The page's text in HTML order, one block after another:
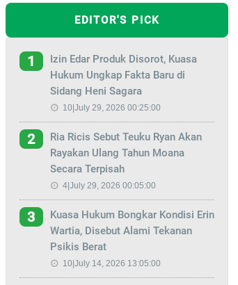
EDITOR'S PICK
1
Izin Edar Produk Disorot, Kuasa
Hukum Ungkap Fakta Baru di
Sidang Heni Sagara
10|July 29, 2026 00:25:00
2
Ria Ricis Sebut Teuku Ryan Akan
Rayakan Ulang Tahun Moana
Secara Terpisah
4|July 29, 2026 00:05:00
3
Kuasa Hukum Bongkar Kondisi Erin
Wartia, Disebut Alami Tekanan
Psikis Berat
10|July 14, 2026 13:05:00